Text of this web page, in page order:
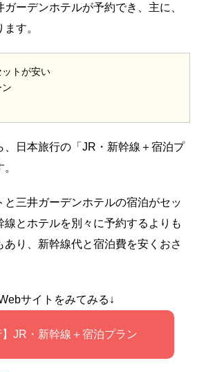
ーデンホテルが予約でき、主に、
す。
ットが安い
ン
、日本旅行の「JR・新幹線＋宿泊プ
と三井ガーデンホテルの宿泊がセッ
線とホテルを別々に予約するよりも
り、新幹線代と宿泊費を安くおさ
サイトをみてみる↓
】JR・新幹線＋宿泊プラン